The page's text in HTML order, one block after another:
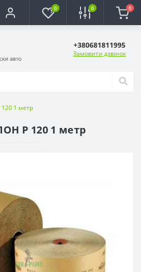
0 0 0
+380681811995
Замовити дзвінок
1 метр
Р 120 1 метр